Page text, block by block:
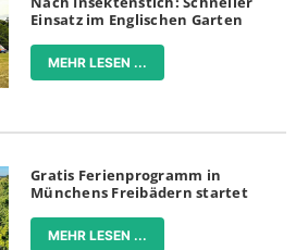
Einsatz im Englischen Garten
MEHR LESEN ...
Gratis Ferienprogramm in
Münchens Freibädern startet
MEHR LESEN ...